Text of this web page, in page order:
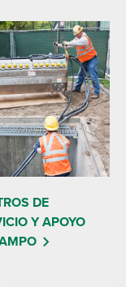
DE
Y APOYO